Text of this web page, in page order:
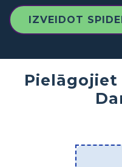
IZVEIDOT
Pielāgojiet